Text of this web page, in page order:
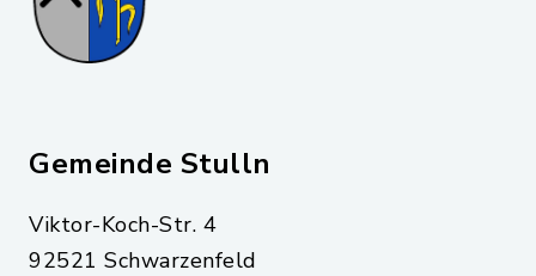
Gemeinde Stulln
Viktor-Koch-Str. 4
92521 Schwarzenfeld